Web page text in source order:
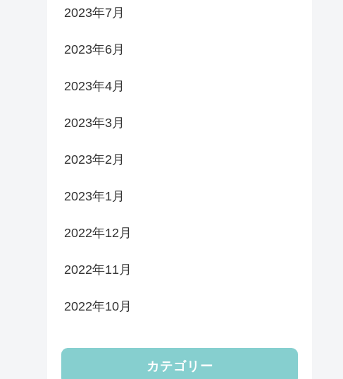
2023年7月
2023年6月
2023年4月
2023年3月
2023年2月
2023年1月
2022年12月
2022年11月
2022年10月
カテゴリー